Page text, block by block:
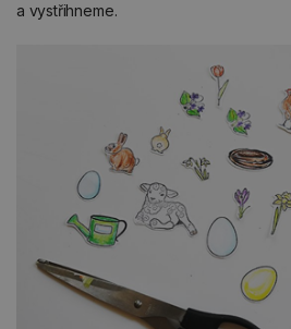
a vystřihneme.